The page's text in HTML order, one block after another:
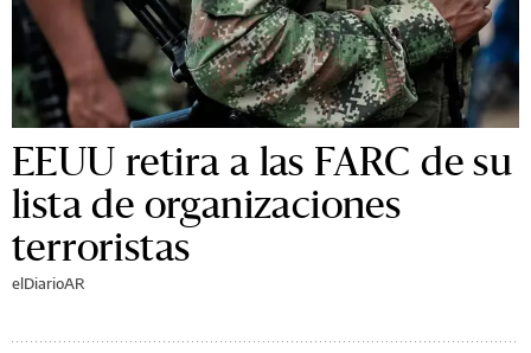
EEUU retira a las FARC de su
lista de organizaciones
terroristas
elDiarioAR